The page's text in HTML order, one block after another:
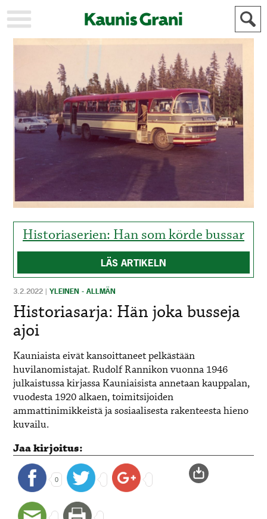
AJANKOHTAISTA
AKTUELLT
URHEILU
IDROTT
KULTTUURI
KULTUR
HISTORIA
HISTORIA
ALLMÄN
MAINOSTAJILLE
ANNONSÖRER
Historiaserien: Han som körde bussar
LÄS ARTIKELN
3.2.2022 |YLEINEN - ALLMÄN
Historiasarja: Hän joka busseja
ajoi
Kauniaista eivät kansoittaneet pelkästään
huvilanomistajat. Rudolf Rannikon vuonna 1946
julkaistussa kirjassa Kauniaisista annetaan kauppalan,
vuodesta 1920 alkaen, toimitsijoiden
ammattinimikkeistä ja sosiaalisesta rakenteesta hieno
kuvailu.
Jaa kirjoitus:
0